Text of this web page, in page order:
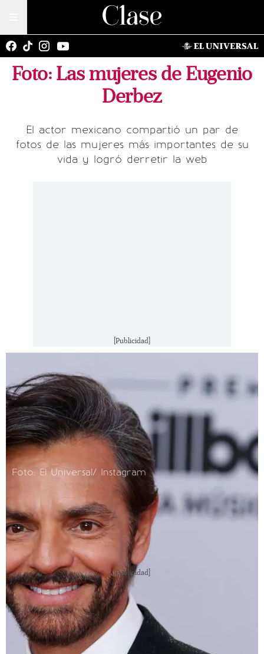
Foto: Las mujeres de Eugenio
Derbez
El actor mexicano compartió un par de
fotos de las mujeres más importantes de su
vida y logró derretir la web
[Publicidad]
Foto: El Universal/ Instagram
[Publicidad]